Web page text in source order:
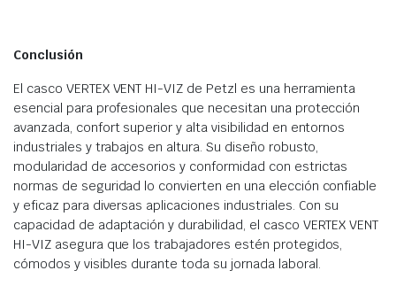
Conclusión
El casco VERTEX VENT HI-VIZ de Petzl es una herramienta
esencial para profesionales que necesitan una protección
avanzada, confort superior y alta visibilidad en entornos
industriales y trabajos en altura. Su diseño robusto,
modularidad de accesorios y conformidad con estrictas
normas de seguridad lo convierten en una elección confiable
y eficaz para diversas aplicaciones industriales. Con su
capacidad de adaptación y durabilidad, el casco VERTEX VENT
HI-VIZ asegura que los trabajadores estén protegidos,
cómodos y visibles durante toda su jornada laboral.